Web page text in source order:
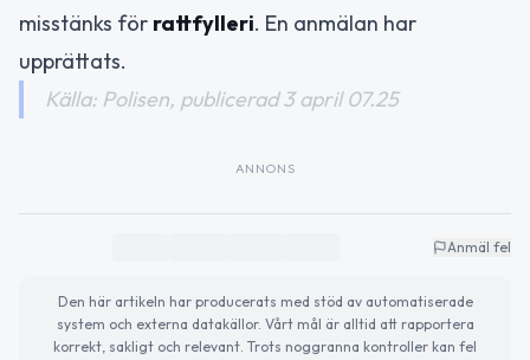
misstänks för rattfylleri. En anmälan har
upprättats.
Källa: Polisen, publicerad 3 april 07.25
ANNONS
Anmäl fel
Den här artikeln har producerats med stöd av automatiserade
system och externa datakällor. Vårt mål är alltid att rapportera
korrekt, sakligt och relevant. Trots noggranna kontroller kan fel